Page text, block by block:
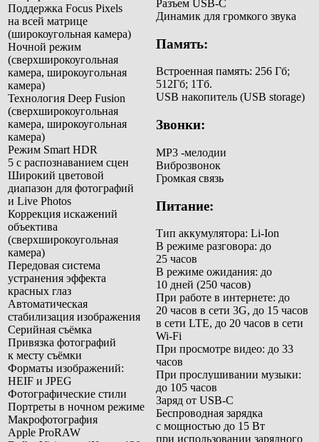
Поддержка Focus Pixels
на всей матрице
(широкоугольная камера)
Ночной режим
(сверхширокоугольная
камера, широкоугольная
камера)
Технология Deep Fusion
(сверхширокоугольная
камера, широкоугольная
камера)
Режим Smart HDR
5 с распознаванием сцен
Широкий цветовой
диапазон для фотографий
и Live Photos
Коррекция искажений
объектива
(сверхширокоугольная
камера)
Передовая система
устранения эффекта
красных глаз
Автоматическая
стабилизация изображения
Серийная съёмка
Привязка фотографий
к месту съёмки
Форматы изображений:
HEIF и JPEG
Фотографические стили
Портреты в ночном режиме
Макрофотография
Apple ProRAW
Разъем USB-C
Динамик для громкого звука
Память:
Встроенная память: 256 Гб;
512Гб; 1Тб.
USB накопитель (USB storage)
Звонки:
MP3 -мелодии
Виброзвонок
Громкая связь
Питание:
Тип аккумулятора: Li-Ion
В режиме разговора: до
25 часов
В режиме ожидания: до
10 дней (250 часов)
При работе в интернете: до
20 часов в сети 3G, до 15 часов
в сети LTE, до 20 часов в сети
Wi-Fi
При просмотре видео: до 33
часов
При прослушивании музыки:
до 105 часов
Заряд от USB-C
Беспроводная зарядка
с мощностью до 15 Вт
при использовании зарядного